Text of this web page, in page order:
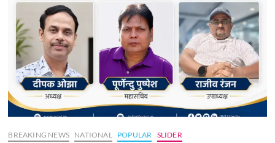
BREAKING NEWS NATIONAL POPULAR SLIDER